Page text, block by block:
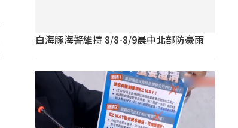
白海豚海警維持 8/8-8/9晨中北部防豪雨